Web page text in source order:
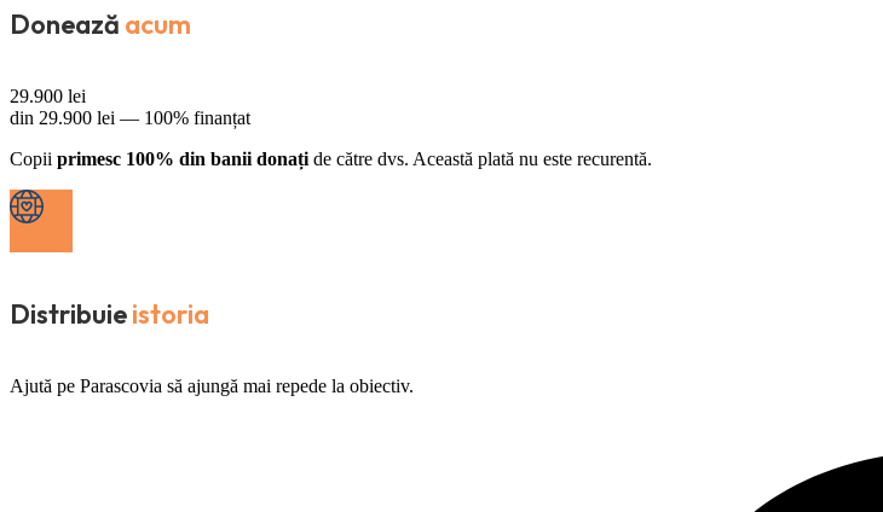
Donează acum
29.900 lei
din 29.900 lei — 100% finanțat
Copii primesc 100% din banii donați de către dvs. Această plată nu este recurentă.
Distribuieistoria
Ajută pe Parascovia să ajungă mai repede la obiectiv.